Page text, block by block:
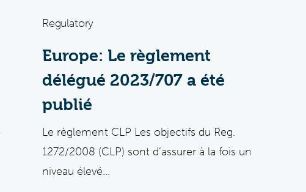
Regulatory
Europe: Le règlement
délégué 2023/707 a été
publié
Le règlement CLP Les objectifs du Reg.
1272/2008 (CLP) sont d’assurer à la fois un
niveau élevé...